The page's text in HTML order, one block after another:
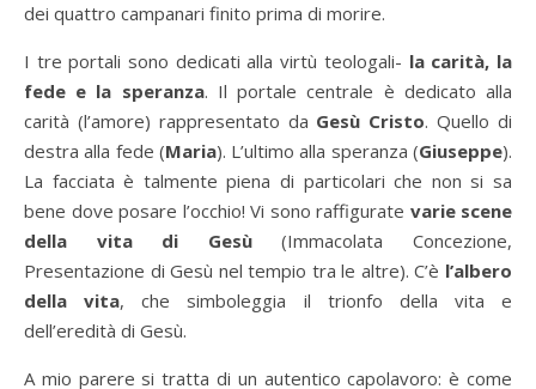
dei quattro campanari finito prima di morire.
I tre portali sono dedicati alla virtù teologali- la carità, la
fede e la speranza. Il portale centrale è dedicato alla
carità (l’amore) rappresentato da Gesù Cristo. Quello di
destra alla fede (Maria). L’ultimo alla speranza (Giuseppe).
La facciata è talmente piena di particolari che non si sa
bene dove posare l’occhio! Vi sono raffigurate varie scene
della vita di Gesù(Immacolata Concezione,
Presentazione di Gesù nel tempio tra le altre). C’è l’albero
della vita, che simboleggia il trionfo della vita e
dell’eredità di Gesù.
A mio parere si tratta di un autentico capolavoro: è come